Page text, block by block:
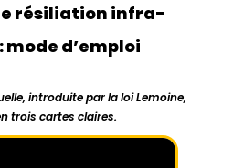
résiliation infra-
mode d’emploi
introduite par la loi Lemoine,
trois cartes claires.